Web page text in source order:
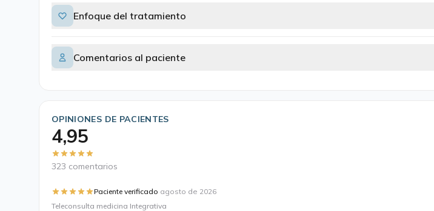
Enfoque del tratamiento
Comentarios al paciente
OPINIONES DE PACIENTES
4,95
323 comentarios
Paciente verificado·agosto de 2026
Teleconsulta medicina Integrativa